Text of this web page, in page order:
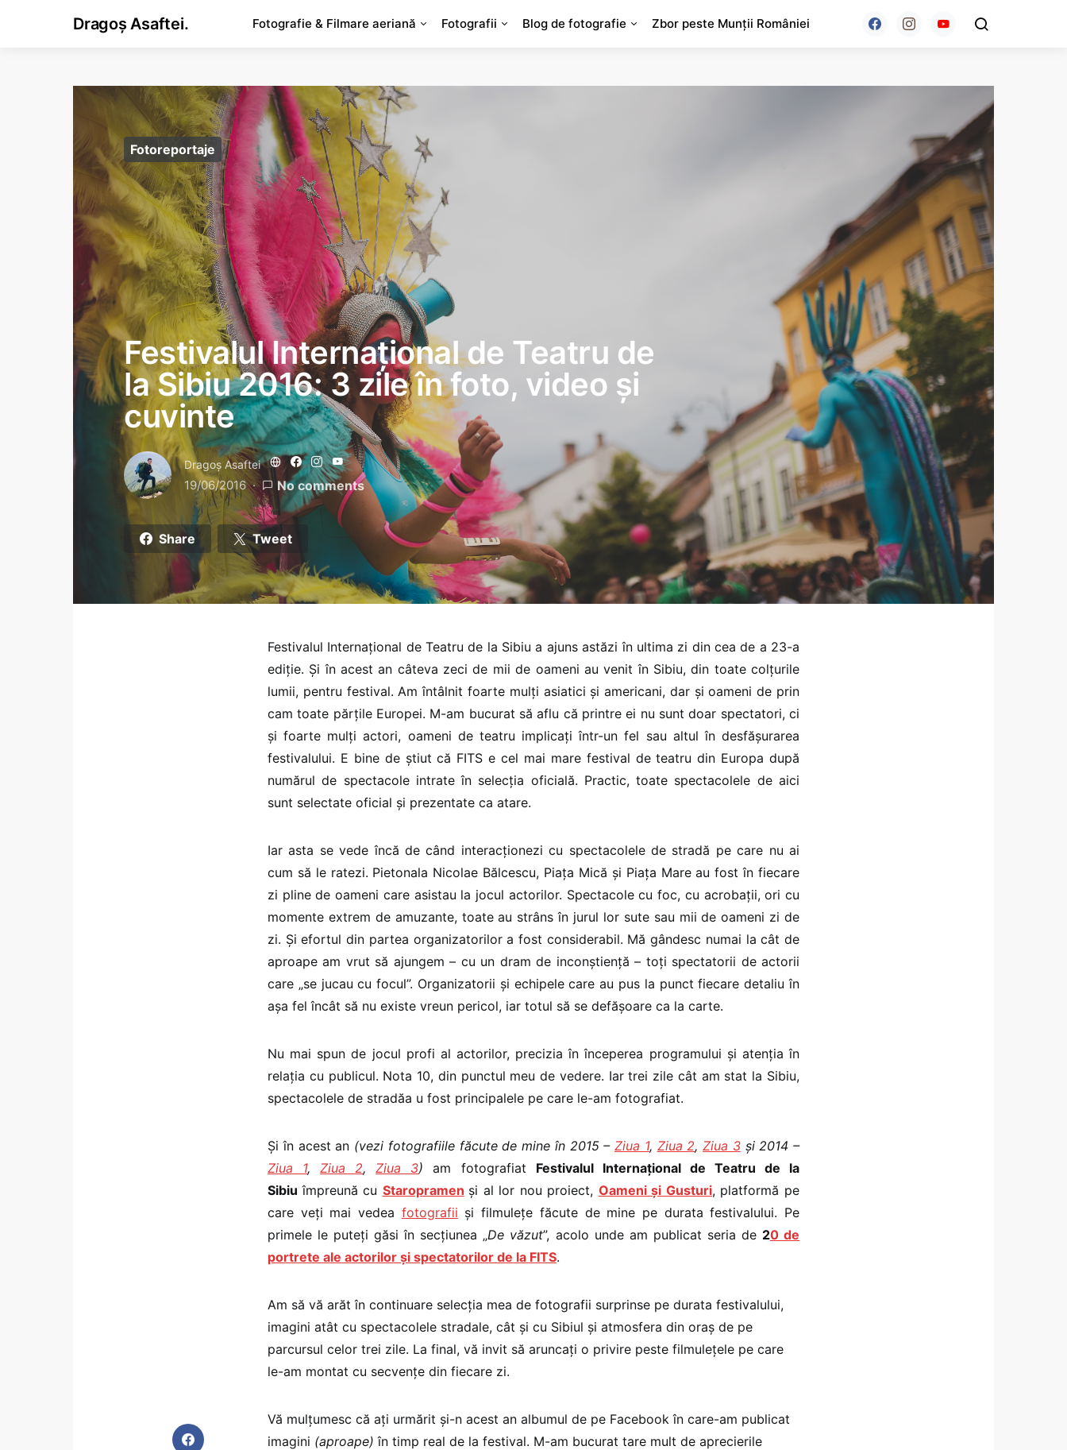
Dragoș Asaftei. Fotografie & Filmare aeriană Fotografii Blog de fotografie Zbor peste Munții României
Fotoreportaje
Festivalul Internațional de Teatru de
la Sibiu 2016: 3 zile în foto, video și
cuvinte
Dragoş Asaftei
19/06/2016 No comments
Share Tweet
Festivalul Internațional de Teatru de la Sibiu a ajuns astăzi în ultima zi din cea de a 23-a
ediție. Și în acest an câteva zeci de mii de oameni au venit în Sibiu, din toate colțurile
lumii, pentru festival. Am întâlnit foarte mulți asiatici și americani, dar și oameni de prin
cam toate părțile Europei. M-am bucurat să aflu că printre ei nu sunt doar spectatori, ci
și foarte mulți actori, oameni de teatru implicați într-un fel sau altul în desfășurarea
festivalului. E bine de știut că FITS e cel mai mare festival de teatru din Europa după
numărul de spectacole intrate în selecția oficială. Practic, toate spectacolele de aici
sunt selectate oficial și prezentate ca atare.
Iar asta se vede încă de când interacționezi cu spectacolele de stradă pe care nu ai
cum să le ratezi. Pietonala Nicolae Bălcescu, Piața Mică și Piața Mare au fost în fiecare
zi pline de oameni care asistau la jocul actorilor. Spectacole cu foc, cu acrobații, ori cu
momente extrem de amuzante, toate au strâns în jurul lor sute sau mii de oameni zi de
zi. Și efortul din partea organizatorilor a fost considerabil. Mă gândesc numai la cât de
aproape am vrut să ajungem – cu un dram de inconștiență – toți spectatorii de actorii
care „se jucau cu focul”. Organizatorii și echipele care au pus la punct fiecare detaliu în
așa fel încât să nu existe vreun pericol, iar totul să se defășoare ca la carte.
Nu mai spun de jocul profi al actorilor, precizia în începerea programului și atenția în
relația cu publicul. Nota 10, din punctul meu de vedere. Iar trei zile cât am stat la Sibiu,
spectacolele de stradăa u fost principalele pe care le-am fotografiat.
Și în acest an (vezi fotografiile făcute de mine în 2015 – Ziua 1, Ziua 2, Ziua 3și 2014 –
Ziua 1,Ziua 2,Ziua 3)am fotografiat Festivalul Internațional de Teatru de la
Sibiuîmpreună cu Staropramen și al lor nou proiect, Oameni și Gusturi, platformă pe
care veți mai vedea fotografii și filmulețe făcute de mine pe durata festivalului. Pe
primele le puteți găsi în secțiunea „De văzut”, acolo unde am publicat seria de 20 de
portrete ale actorilor și spectatorilor de la FITS.
Am să vă arăt în continuare selecția mea de fotografii surprinse pe durata festivalului,
imagini atât cu spectacolele stradale, cât și cu Sibiul și atmosfera din oraș de pe
parcursul celor trei zile. La final, vă invit să aruncați o privire peste filmulețele pe care
le-am montat cu secvențe din fiecare zi.
Vă mulțumesc că ați urmărit și-n acest an albumul de pe Facebook în care-am publicat
imagini (aproape) în timp real de la festival. M-am bucurat tare mult de aprecierile